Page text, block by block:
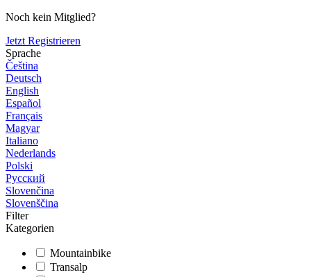
Noch kein Mitglied?
Jetzt Registrieren
Sprache
Čeština
Deutsch
English
Español
Français
Magyar
Italiano
Nederlands
Polski
Русский
Slovenčina
Slovenščina
Filter
Kategorien
Mountainbike
Transalp